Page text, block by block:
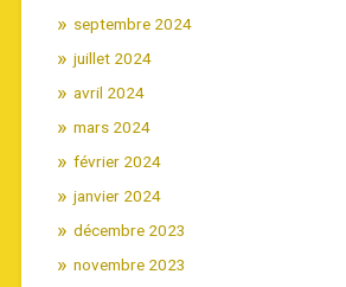
septembre 2024
juillet 2024
avril 2024
mars 2024
février 2024
janvier 2024
décembre 2023
novembre 2023